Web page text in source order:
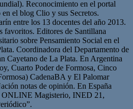
Reconocimiento en el portal
el blog Clio y sus Secretos.
entre los 13 docentes del año 2013.
favoritos. Editores de Santillana
sobre Pensamiento Social en el
Coordinadora del Departamento de
Cayetano de La Plata. En Argentina
Cuarto Poder de Formosa, Cinco
CadenaBA y El Palomar
notas de opinión. En España
ONLINE Magisterio, INED 21,